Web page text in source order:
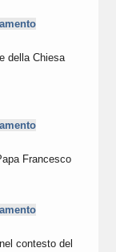
della Chiesa
Francesco
contesto del